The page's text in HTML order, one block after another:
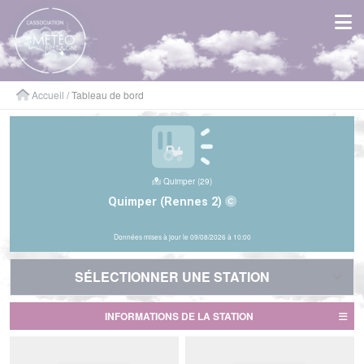
Accueil / Tableau de bord
Quimper (29)
Quimper (Rennes 2)
Données mises à jour le 09/08/2026 à 10:00
SÉLECTIONNER UNE STATION
SÉLECTIONNER UNE STATION
INFORMATIONS DE LA STATION
Panneau de gestion des cookies